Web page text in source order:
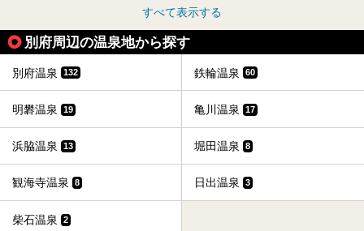
すべて表示する
別府周辺の温泉地から探す
別府温泉 132 鉄輪温泉 60
明礬温泉 19 亀川温泉 17
浜脇温泉 13 堀田温泉 8
観海寺温泉 8 日出温泉 3
柴石温泉 2